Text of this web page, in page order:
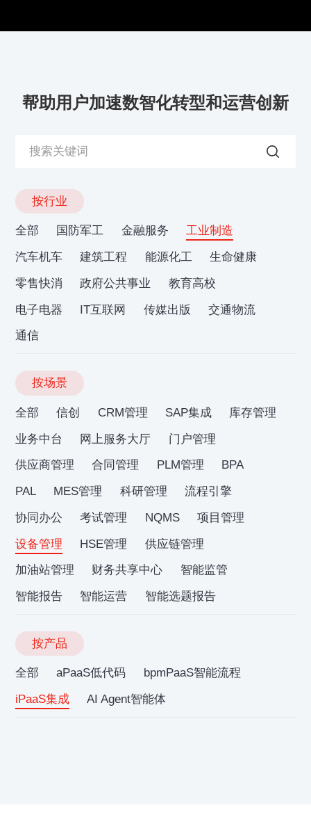
帮助用户加速数智化转型和运营创新
按行业
全部 国防军工 金融服务
工业制造
汽车机车
建筑工程 能源化工
生命健康
零售快消
政府公共事业
教育高校
电子电器
IT互联网 传媒出版
交通物流
通信
按场景
全部 信创 CRM管理 SAP集成
库存管理
业务中台
网上服务大厅
门户管理
供应商管理
合同管理 PLM管理
BPA
PAL
MES管理 科研管理
流程引擎
协同办公
考试管理 NQMS
项目管理
设备管理
HSE管理
供应链管理
加油站管理
财务共享中心
智能监管
智能报告
智能运营 智能选题报告
按产品
全部 aPaaS低代码
bpmPaaS智能流程
iPaaS集成
AI Agent智能体